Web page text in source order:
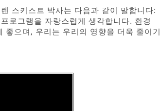
스키스트 박사는 다음과 같이 말합니다:
로그램을 자랑스럽게 생각합니다. 환경
으며, 우리는 우리의 영향을 더욱 줄이기